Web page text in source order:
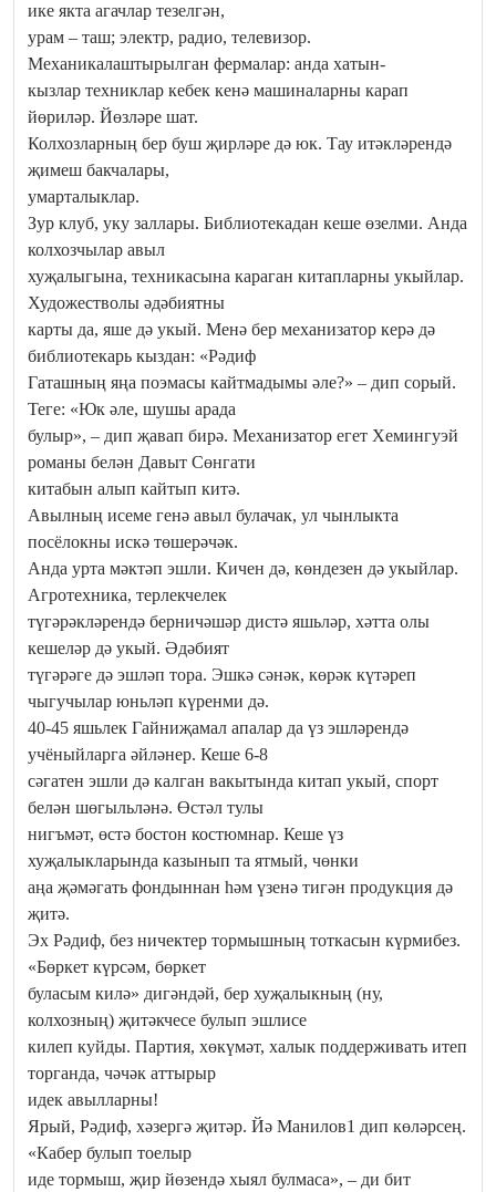
ике якта агачлар тезелгән,
урам – таш; электр, радио, телевизор.
Механикалаштырылган фермалар: анда хатын-
кызлар техниклар кебек кенә машиналарны карап
йөриләр. Йөзләре шат.
Колхозларның бер буш җирләре дә юк. Тау итәкләрендә
җимеш бакчалары,
умарталыклар.
Зур клуб, уку заллары. Библиотекадан кеше өзелми. Анда
колхозчылар авыл
хуҗалыгына, техникасына караган китапларны укыйлар.
Художестволы әдәбиятны
карты да, яше дә укый. Менә бер механизатор керә дә
библиотекарь кыздан: «Рәдиф
Гаташның яңа поэмасы кайтмадымы әле?» – дип сорый.
Теге: «Юк әле, шушы арада
булыр», – дип җавап бирә. Механизатор егет Хемингуэй
романы белән Давыт Сөнгати
китабын алып кайтып китә.
Авылның исеме генә авыл булачак, ул чынлыкта
посёлокны искә төшерәчәк.
Анда урта мәктәп эшли. Кичен дә, көндезен дә укыйлар.
Агротехника, терлекчелек
түгәрәкләрендә берничәшәр дистә яшьләр, хәтта олы
кешеләр дә укый. Әдәбият
түгәрәге дә эшләп тора. Эшкә сәнәк, көрәк күтәреп
чыгучылар юньләп күренми дә.
40-45 яшьлек Гайниҗамал апалар да үз эшләрендә
учёныйларга әйләнер. Кеше 6-8
сәгатен эшли дә калган вакытында китап укый, спорт
белән шөгыльләнә. Өстәл тулы
нигъмәт, өстә бостон костюмнар. Кеше үз
хуҗалыкларында казынып та ятмый, чөнки
аңа җәмәгать фондыннан һәм үзенә тигән продукция дә
җитә.
Эх Рәдиф, без ничектер тормышның тоткасын күрмибез.
«Бөркет күрсәм, бөркет
буласым килә» дигәндәй, бер хуҗалыкның (ну,
колхозның) җитәкчесе булып эшлисе
килеп куйды. Партия, хөкүмәт, халык поддерживать итеп
торганда, чәчәк аттырыр
идек авылларны!
Ярый, Рәдиф, хәзергә җитәр. Йә Манилов1 дип көләрсең.
«Кабер булып тоелыр
иде тормыш, җир йөзендә хыял булмаса», – ди бит